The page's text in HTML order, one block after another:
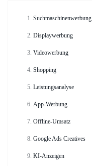
Suchmaschinenwerbung
Displaywerbung
Videowerbung
Shopping
Leistungsanalyse
App-Werbung
Offline-Umsatz
Google Ads Creatives
KI-Anzeigen